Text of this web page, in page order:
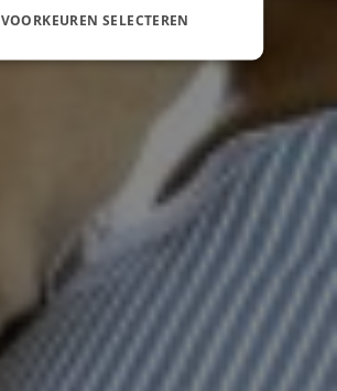
VOORKEUREN SELECTEREN